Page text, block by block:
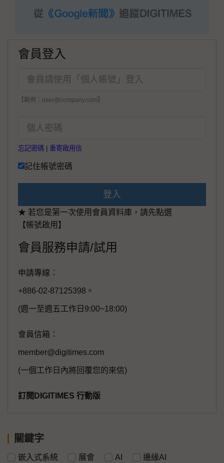
會員登入
【範例：user@company.com】
忘記密碼 重寄啟用信
記住帳號密碼
登入
★ 若您是第一次使用會員資料庫，請先點選
【帳號啟用】
會員服務申請/試用
申請專線：
+886-02-87125398。
(週一至週五工作日9:00~18:00)
會員信箱：
member@digitimes.com
(一個工作日內將回覆您的來信)
訂閱DIGITIMES 行動版
關鍵字
嵌入式系統 展會 AI
邊緣AI